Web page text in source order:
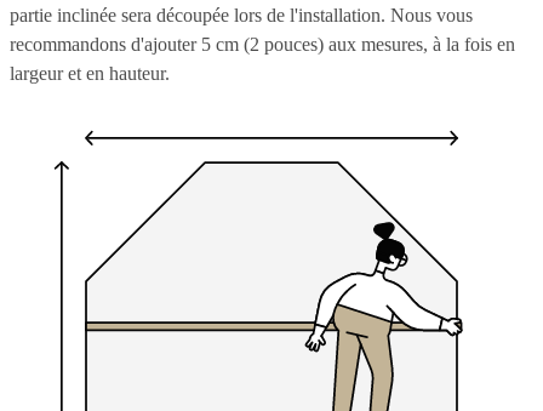
partie inclinée sera découpée lors de l'installation. Nous vous
recommandons d'ajouter 5 cm (2 pouces) aux mesures, à la fois en
largeur et en hauteur.